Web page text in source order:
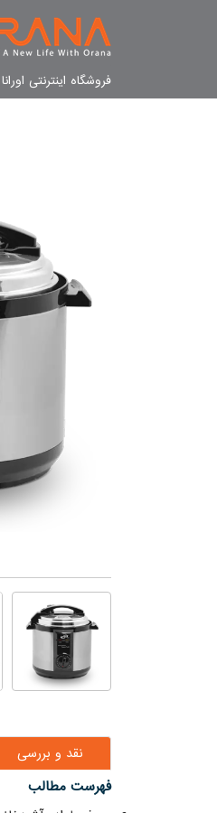
فروشگاه اینترنتی اورانا
نقد و بررسی
فهرست مطالب